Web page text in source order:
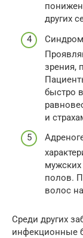
других
зрения,
быстро
и
полов.
волос
Среди других
инфекционные